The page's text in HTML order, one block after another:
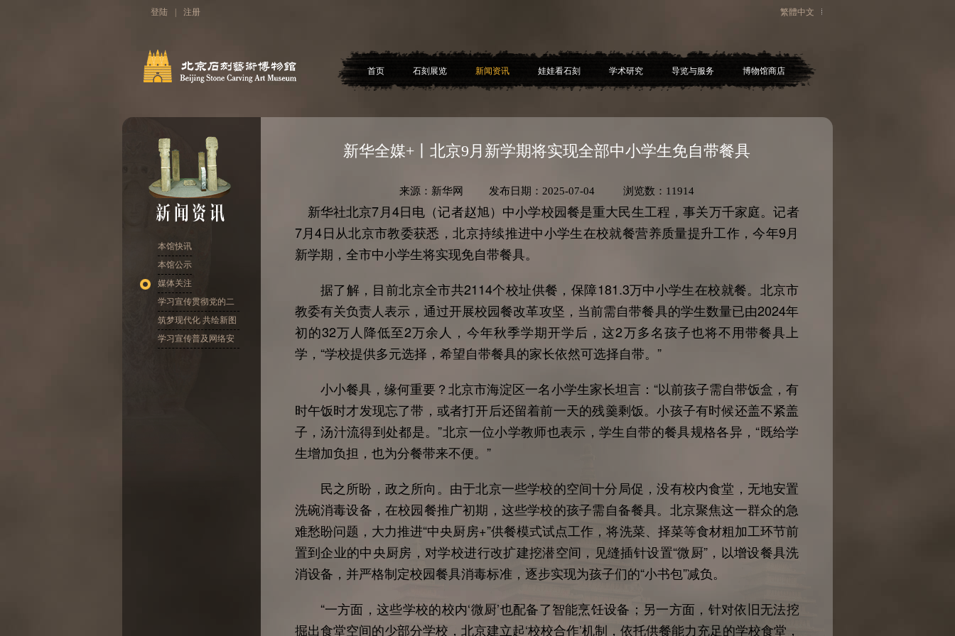
登陆 注册 繁體中文
首页 石刻展览 新闻资讯 娃娃看石刻 学术研究 导览与服务 博物馆商店
本馆快讯
本馆公示
媒体关注
学习宣传贯彻党的二
十大精神
筑梦现代化 共绘新图
景
学习宣传普及网络安
新华全媒+丨北京9月新学期将实现全部中小学生免自带餐具
来源：新华网 发布日期：2025-07-04 浏览数： 11914
新华社北京7月4日电（记者赵旭）中小学校园餐是重大民生工程，事关万千家庭。记者
7月4日从北京市教委获悉，北京持续推进中小学生在校就餐营养质量提升工作，今年9月
新学期，全市中小学生将实现免自带餐具。
据了解，目前北京全市共2114个校址供餐，保障181.3万中小学生在校就餐。北京市
教委有关负责人表示，通过开展校园餐改革攻坚，当前需自带餐具的学生数量已由2024年
初的32万人降低至2万余人，今年秋季学期开学后，这2万多名孩子也将不用带餐具上
学，“学校提供多元选择，希望自带餐具的家长依然可选择自带。”
小小餐具，缘何重要？北京市海淀区一名小学生家长坦言：“以前孩子需自带饭盒，有
时午饭时才发现忘了带，或者打开后还留着前一天的残羹剩饭。小孩子有时候还盖不紧盖
子，汤汁流得到处都是。”北京一位小学教师也表示，学生自带的餐具规格各异，“既给学
生增加负担，也为分餐带来不便。”
民之所盼，政之所向。由于北京一些学校的空间十分局促，没有校内食堂，无地安置
洗碗消毒设备，在校园餐推广初期，这些学校的孩子需自备餐具。北京聚焦这一群众的急
难愁盼问题，大力推进“中央厨房+”供餐模式试点工作，将洗菜、择菜等食材粗加工环节前
置到企业的中央厨房，对学校进行改扩建挖潜空间，见缝插针设置“微厨”，以增设餐具洗
消设备，并严格制定校园餐具消毒标准，逐步实现为孩子们的“小书包”减负。
“一方面，这些学校的校内‘微厨’也配备了智能烹饪设备；另一方面，针对依旧无法挖
掘出食堂空间的少部分学校，北京建立起‘校校合作’机制，依托供餐能力充足的学校食堂，